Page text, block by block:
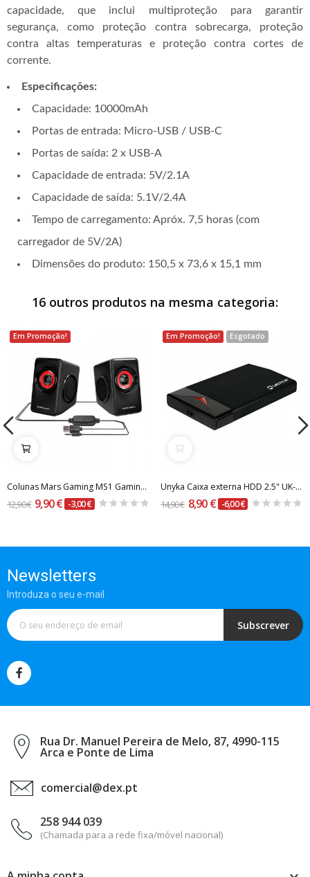
capacidade, que inclui multiproteção para garantir
segurança, como proteção contra sobrecarga, proteção
contra altas temperaturas e proteção contra cortes de
corrente.
Especificações:
Capacidade: 10000mAh
Portas de entrada: Micro-USB / USB-C
Portas de saída: 2 x USB-A
Capacidade de entrada: 5V/2.1A
Capacidade de saída: 5.1V/2.4A
Tempo de carregamento: Apróx. 7,5 horas (com
carregador de 5V/2A)
Dimensões do produto: 150,5 x 73,6 x 15,1 mm
16 outros produtos na mesma categoria:
Em Promoção!
Colunas Mars Gaming MS1 Gaming Stereo 2.0 10W Peak
12,90 € 9,90 € -3,00 €
Em Promoção! Esgotado
Unyka Caixa externa HDD 2.5" UK-25303 USB 3.1...
14,90 € 8,90 € -6,00 €
Newsletters
Introduza o seu e-mail
Subscrever
Rua Dr. Manuel Pereira de Melo, 87, 4990-115
Arca e Ponte de Lima
comercial@dex.pt
258 944 039
(Chamada para a rede fixa/móvel nacional)